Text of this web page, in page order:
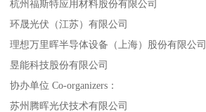
杭州福斯特应用材料股份有限公司
环晟光伏（江苏）有限公司
理想万里晖半导体设备（上海）股份有限公司
昱能科技股份有限公司
协办单位 Co-organizers：
苏州腾晖光伏技术有限公司